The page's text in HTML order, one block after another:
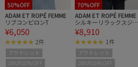
50%OFF
ADAM ET ROPÉ FEMME
リブコンビロンT
¥6,050
2件
アウトレット
2BUY10%OFF
70%OFF
ADAM ET ROPÉ FEMME
シルキーリラックスジャ
ケット
¥8,910
1件
アウトレット
2BUY10%OFF